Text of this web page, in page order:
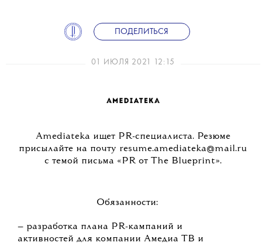
ПОДЕЛИТЬСЯ
01 ИЮЛЯ 2021 12:15
Amediateka ищет PR-специалиста. Резюме
присылайте на почту resume.amediateka@mail.ru
с темой письма «PR от The Blueprint».
Обязанности:
— разработка плана PR-кампаний и
активностей для компании Амедиа ТВ и